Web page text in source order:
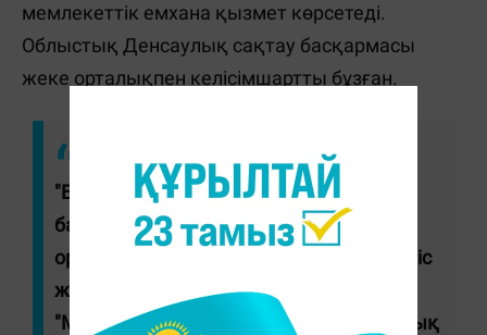
мемлекеттік емхана қызмет көрсетеді.
Облыстық Денсаулық сақтау басқармасы
жеке орталықпен келісімшартты бұзған.
"Бүгінде облыстық денсаулық сақтау
басқармасы бұйрығымен "Медикус-
орталығының" бас дәрігеріне қатаң сөгіс
жарияланды. Балалар бақылауда.
"Медикус-орталығына" бекітілген барлық